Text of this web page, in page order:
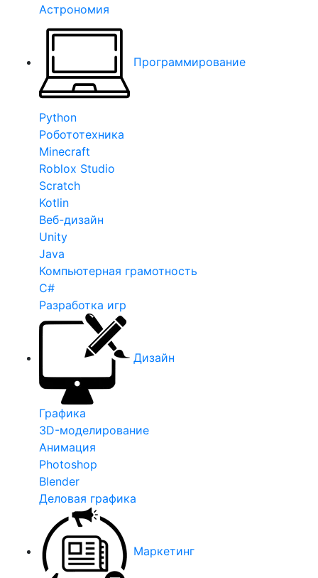
Астрономия
Программирование
Python
Робототехника
Minecraft
Roblox Studio
Scratch
Kotlin
Веб-дизайн
Unity
Java
Компьютерная грамотность
C#
Разработка игр
Дизайн
Графика
3D-моделирование
Анимация
Photoshop
Blender
Деловая графика
Маркетинг